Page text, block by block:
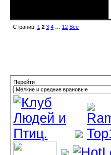
Страниц: 1 2 3 4 12 Все
Перейти